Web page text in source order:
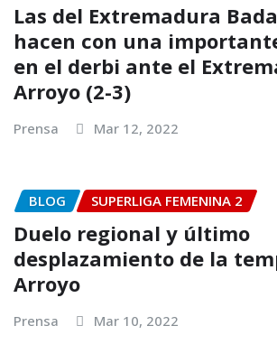
Las del Extremadura
hacen con una
en el derbi ante el
Arroyo (2-3)
Prensa Mar 12, 2022
BLOG SUPERLIGA FEMENINA 2
Duelo regional y último
desplazamiento de la
Arroyo
Prensa Mar 10, 2022